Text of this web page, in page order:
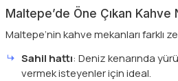
Maltepe’de Öne Çıkan Kahve
Maltepe’nin kahve mekanları farklı
Sahil hattı: Deniz kenarında
vermek isteyenler için ideal.